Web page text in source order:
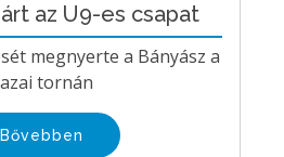
az U9-es csapat
megnyerte a Bányász a
tornán
Bővebben